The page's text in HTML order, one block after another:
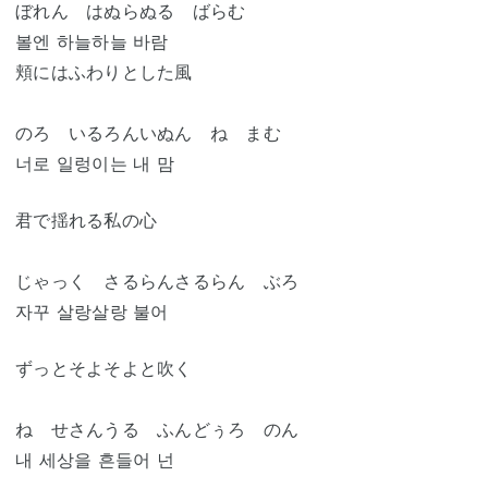
ぼれん はぬらぬる ばらむ
볼엔 하늘하늘 바람
頬にはふわりとした風
のろ いるろんいぬん ね まむ
너로 일렁이는 내 맘
君で揺れる私の心
じゃっく さるらんさるらん ぶろ
자꾸 살랑살랑 불어
ずっとそよそよと吹く
ね せさんうる ふんどぅろ のん
내 세상을 흔들어 넌